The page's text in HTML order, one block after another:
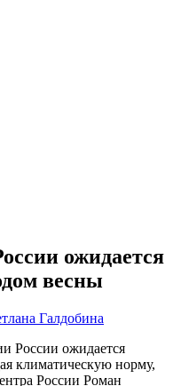
ожидается
весны
Галдобина
России ожидается
климатическую норму,
России Роман